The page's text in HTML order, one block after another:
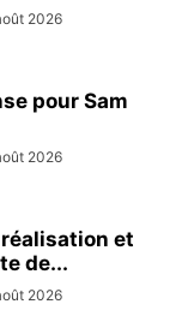
2026
pour Sam
2026
réalisation et
de...
2026